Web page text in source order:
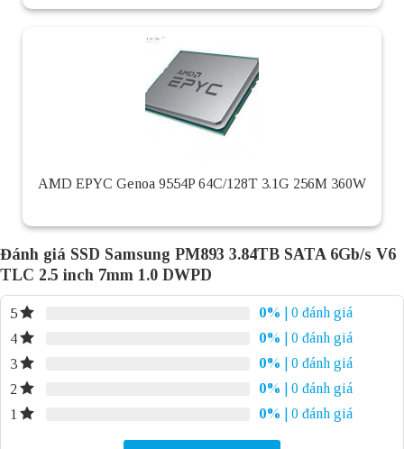
AMD EPYC Genoa 9554P 64C/128T 3.1G 256M 360W
Đánh giá SSD Samsung PM893 3.84TB SATA 6Gb/s V6
TLC 2.5 inch 7mm 1.0 DWPD
5 0%
| 0 đánh giá
4
0%
| 0 đánh giá
3
0%
| 0 đánh giá
2
0%
| 0 đánh giá
1
0% | 0 đánh giá